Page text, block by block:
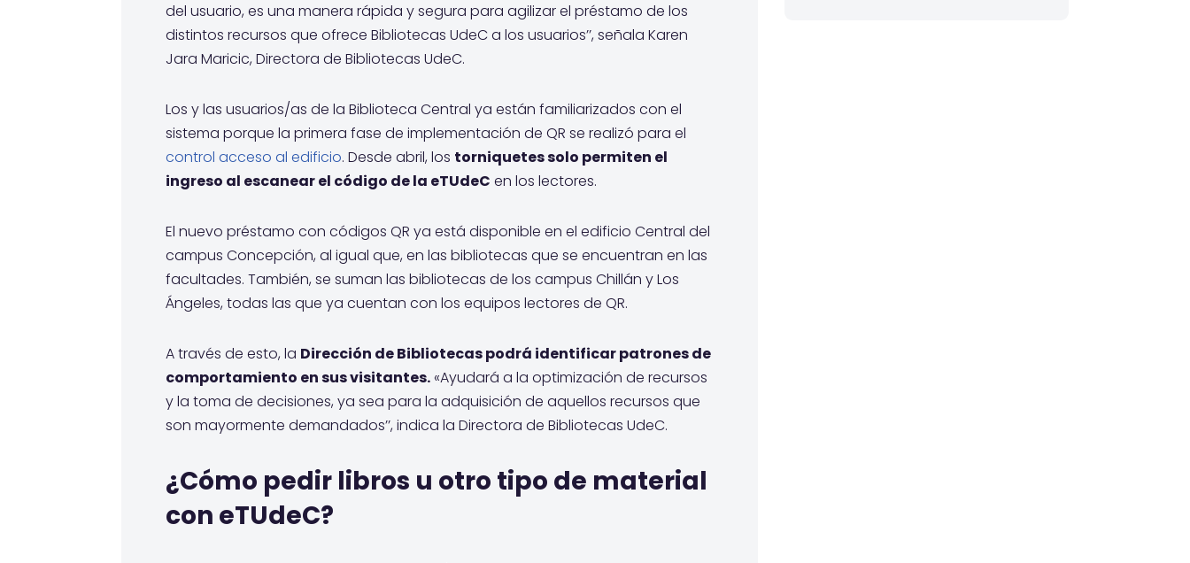
del usuario, es una manera rápida y segura para agilizar el préstamo de los
distintos recursos que ofrece Bibliotecas UdeC a los usuarios’’, señala Karen
Jara Maricic, Directora de Bibliotecas UdeC.
Los y las usuarios/as de la Biblioteca Central ya están familiarizados con el
sistema porque la primera fase de implementación de QR se realizó para el
control acceso al edificio. Desde abril, los torniquetes solo permiten el
ingreso al escanear el código de la eTUdeC en los lectores.
El nuevo préstamo con códigos QR ya está disponible en el edificio Central del
campus Concepción, al igual que, en las bibliotecas que se encuentran en las
facultades. También, se suman las bibliotecas de los campus Chillán y Los
Ángeles, todas las que ya cuentan con los equipos lectores de QR.
A través de esto, la Dirección de Bibliotecas podrá identificar patrones de
comportamiento en sus visitantes. «Ayudará a la optimización de recursos
y la toma de decisiones, ya sea para la adquisición de aquellos recursos que
son mayormente demandados’’, indica la Directora de Bibliotecas UdeC.
¿Cómo pedir libros u otro tipo de material
con eTUdeC?